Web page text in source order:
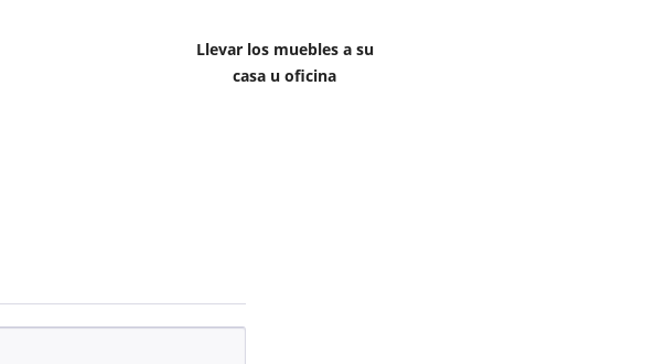
Llevar los muebles a su
casa u oficina